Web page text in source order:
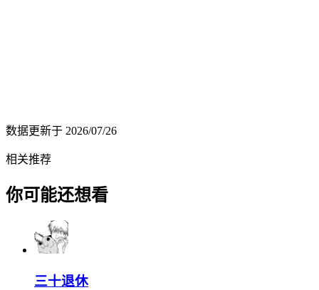
数据更新于 2026/07/26
相关推荐
你可能还想看
三十退休